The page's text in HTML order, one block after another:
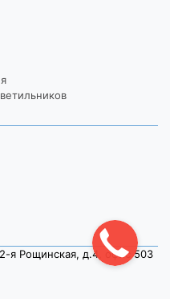
я Рощинская, д.4, офис 503